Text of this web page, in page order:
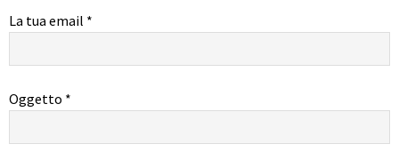
La tua email *
Oggetto *